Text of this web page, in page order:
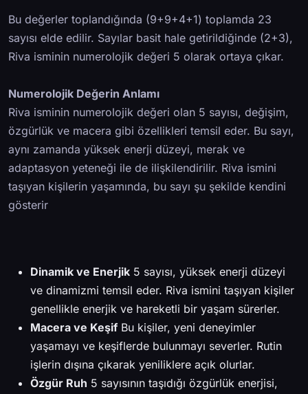
Bu değerler toplandığında (9+9+4+1) toplamda 23
sayısı elde edilir. Sayılar basit hale getirildiğinde (2+3),
Riva isminin numerolojik değeri 5 olarak ortaya çıkar.
Numerolojik Değerin Anlamı
Riva isminin numerolojik değeri olan 5 sayısı, değişim,
özgürlük ve macera gibi özellikleri temsil eder. Bu sayı,
aynı zamanda yüksek enerji düzeyi, merak ve
adaptasyon yeteneği ile de ilişkilendirilir. Riva ismini
taşıyan kişilerin yaşamında, bu sayı şu şekilde kendini
gösterir
Dinamik ve Enerjik 5 sayısı, yüksek enerji düzeyi
ve dinamizmi temsil eder. Riva ismini taşıyan kişiler
genellikle enerjik ve hareketli bir yaşam sürerler.
Macera ve Keşif Bu kişiler, yeni deneyimler
yaşamayı ve keşiflerde bulunmayı severler. Rutin
işlerin dışına çıkarak yeniliklere açık olurlar.
Özgür Ruh 5 sayısının taşıdığı özgürlük enerjisi,